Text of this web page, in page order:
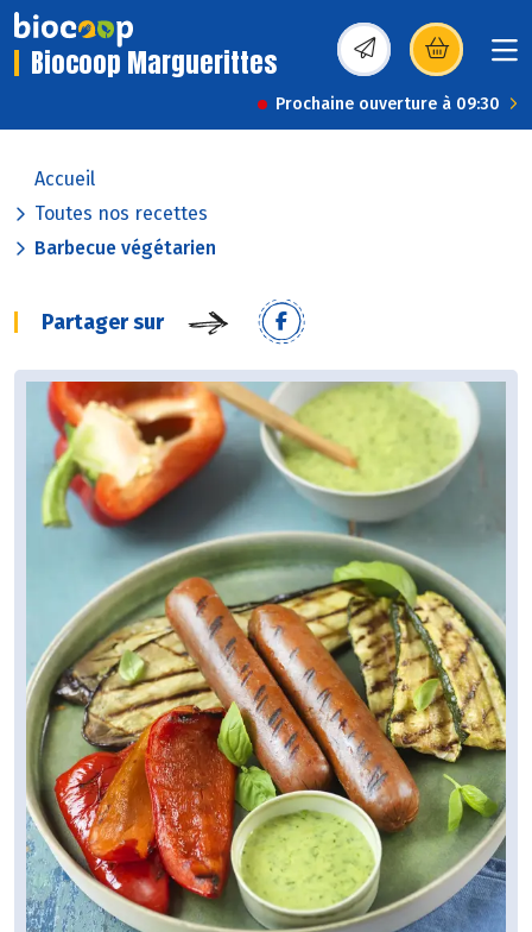
Biocoop Marguerittes (s’ouvre dans une
Prochaine ouverture à 09:30
Accueil
Toutes nos recettes
Barbecue végétarien
Partager sur